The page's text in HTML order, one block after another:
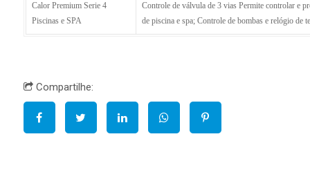
Controle de válvula de 3 vias Permite controlar e
de piscina e spa; Controle de bombas e relógio de
Compartilhe: